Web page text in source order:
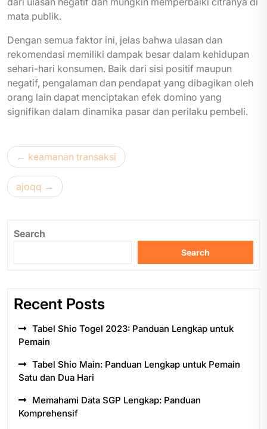
mata publik.
Dengan semua faktor ini, jelas bahwa ulasan dan
rekomendasi memiliki dampak besar dalam kehidupan
sehari-hari konsumen. Baik dari sisi positif maupun
negatif, pengalaman dan pendapat yang dibagikan oleh
orang lain dapat menciptakan efek domino yang
signifikan dalam dinamika pasar dan perilaku pembeli.
Post
navigation
keamanan transaksi
ajoqq
Search
Search
Recent Posts
Tabel Shio Togel 2023: Panduan Lengkap untuk
Pemain
Tabel Shio Main: Panduan Lengkap untuk Pemain
Satu dan Dua Hari
Memahami Data SGP Lengkap: Panduan
Komprehensif